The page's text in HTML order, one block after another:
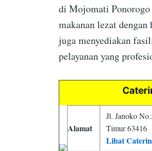
di Mojomati
makanan lezat
juga menyediakan
pelayanan yang
Alamat
Jl. Janoko
Timur 63416
Lihat